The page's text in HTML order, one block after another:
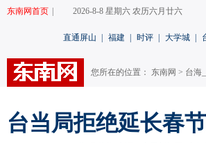
东南网首页 2026-8-8 星期六 农历六月廿六
直通屏山 福建 时评 大学城
您所在的位置： 东南网 > 台海_
台当局拒绝延长春